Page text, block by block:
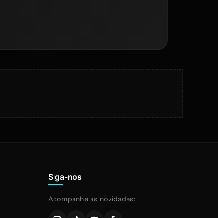
Siga-nos
Acompanhe as novidades: